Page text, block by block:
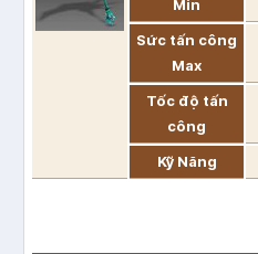
Min
Sức tấn công
Max
Tốc độ tấn
công
Kỹ Năng